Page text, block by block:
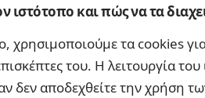
ιστότοπο και πώς να τα
χρησιμοποιούμε τα cookies
του. Η λειτουργία
δεν αποδεχθείτε την χρήση